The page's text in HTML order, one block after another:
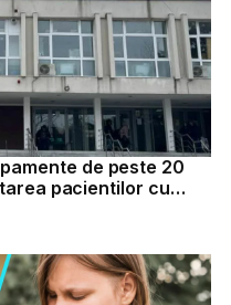
de peste 20
pacientilor cu